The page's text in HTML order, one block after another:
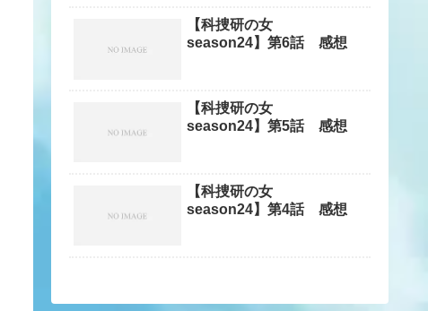
【科捜研の女
season24】第6話 感想
【科捜研の女
season24】第5話 感想
【科捜研の女
season24】第4話 感想